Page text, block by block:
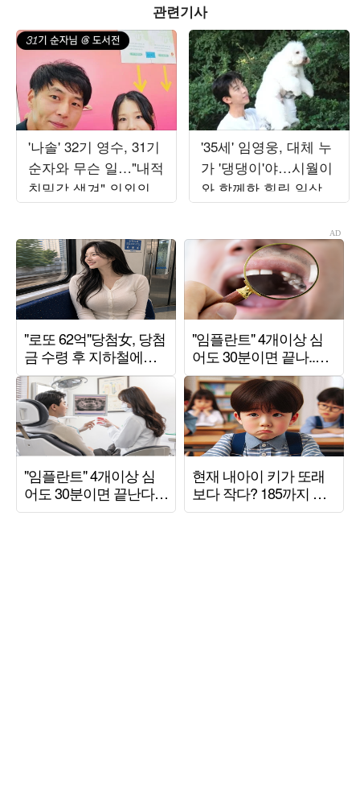
관련기사
'나솔' 32기 영수, 31기
순자와 무슨 일…"내적
친밀감 생겨" 의외의
투샷 공개
'35세' 임영웅, 대체 누
가 '댕댕이'야…시월이
와 함께한 힐링 일상